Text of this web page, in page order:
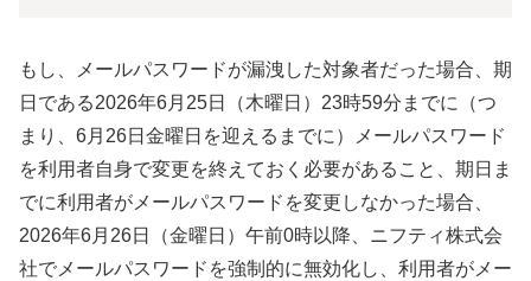
もし、メールパスワードが漏洩した対象者だった場合、期
日である2026年6月25日（木曜日）23時59分までに（つ
まり、6月26日金曜日を迎えるまでに）メールパスワード
を利用者自身で変更を終えておく必要があること、期日ま
でに利用者がメールパスワードを変更しなかった場合、
2026年6月26日（金曜日）午前0時以降、ニフティ株式会
社でメールパスワードを強制的に無効化し、利用者がメー